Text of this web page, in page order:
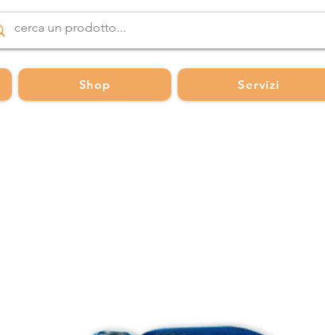
Shop Servizi